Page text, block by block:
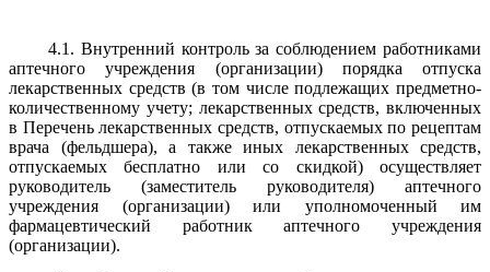
4.1. Внутренний контроль за соблюдением работниками
аптечного учреждения (организации) порядка отпуска
лекарственных средств (в том числе подлежащих предметно-
количественному учету; лекарственных средств, включенных
в Перечень лекарственных средств, отпускаемых по рецептам
врача (фельдшера), а также иных лекарственных средств,
отпускаемых бесплатно или со скидкой) осуществляет
руководитель (заместитель руководителя) аптечного
учреждения (организации) или уполномоченный им
фармацевтический работник аптечного учреждения
(организации).